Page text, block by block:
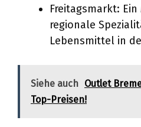
Freitagsmarkt:
regionale
Lebensmittel in
Siehe auch Outlet
Top-Preisen!